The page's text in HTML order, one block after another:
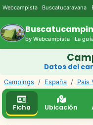
Webcampista Buscatucaravana
by Webcampista · La
Datos del
Campings / España / Pais
Ficha Ubicación